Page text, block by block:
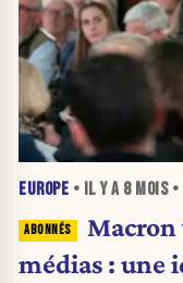
EUROPE • IL Y A 8 MOIS•
Macron
médias : une